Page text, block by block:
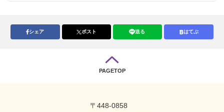
シェア ポスト 送る はてぶ
PAGETOP
〒448-0858